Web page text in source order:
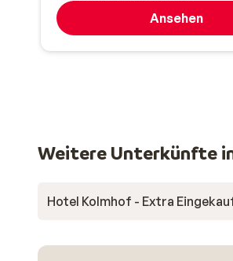
Ansehen
Weitere Unterkünfte
Hotel Kolmhof - Extra